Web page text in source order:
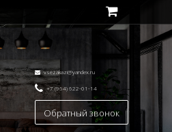
vsezakazi@yandex.ru
+7 (964) 622-01-14
Обратный звонок